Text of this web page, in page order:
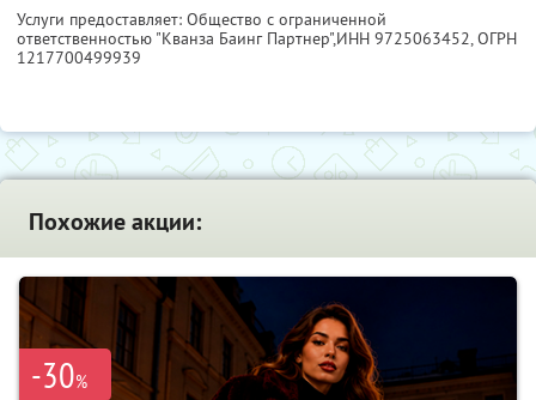
Услуги предоставляет: Общество с ограниченной
ответственностью "Кванза Баинг Партнер",ИНН 9725063452, ОГРН
1217700499939
Похожие акции:
-30%